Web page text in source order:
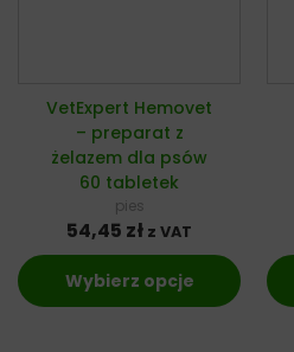
VetExpert Hemovet
– preparat z
żelazem dla psów
60 tabletek
pies
54,45 zł z VAT
Wybierz opcje